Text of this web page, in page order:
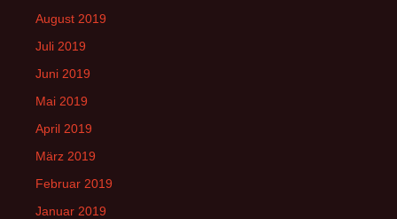
August 2019
Juli 2019
Juni 2019
Mai 2019
April 2019
März 2019
Februar 2019
Januar 2019